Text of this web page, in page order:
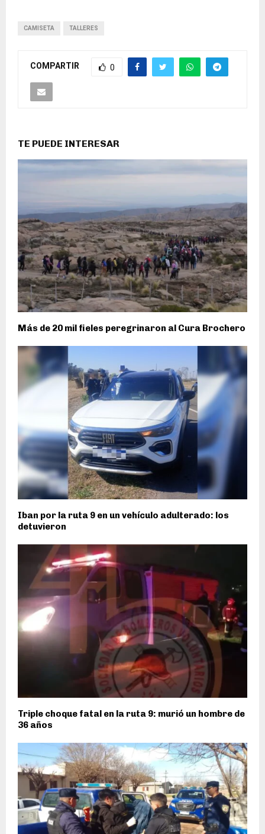
CAMISETA TALLERES
COMPARTIR 0
TE PUEDE INTERESAR
Más de 20 mil fieles peregrinaron al Cura Brochero
Iban por la ruta 9 en un vehículo adulterado: los
detuvieron
Triple choque fatal en la ruta 9: murió un hombre de
36 años